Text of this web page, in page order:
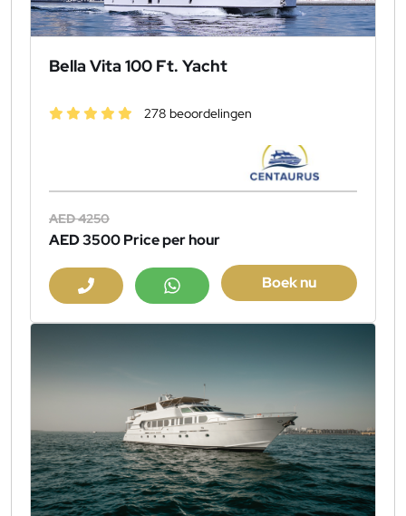
Bella Vita 100 Ft. Yacht
278 beoordelingen
AED 4250
AED 3500Price per hour
Boek nu